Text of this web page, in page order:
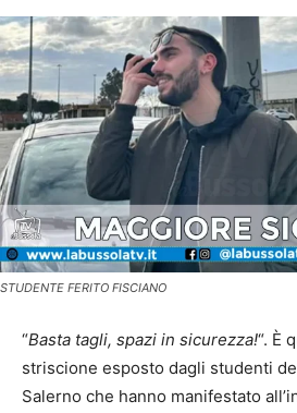
STUDENTE FERITO FISCIANO
“Basta tagli, spazi in sicurezza!“. È
striscione esposto dagli studenti
Salerno che hanno manifestato